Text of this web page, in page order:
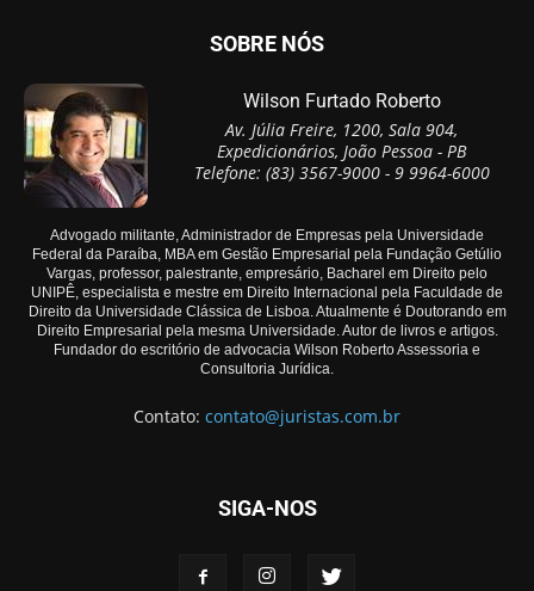
SOBRE NÓS
Wilson Furtado Roberto
Av. Júlia Freire, 1200, Sala 904,
Expedicionários, João Pessoa - PB
Telefone: (83) 3567-9000 - 9 9964-6000
Advogado militante, Administrador de Empresas pela Universidade
Federal da Paraíba, MBA em Gestão Empresarial pela Fundação Getúlio
Vargas, professor, palestrante, empresário, Bacharel em Direito pelo
UNIPÊ, especialista e mestre em Direito Internacional pela Faculdade de
Direito da Universidade Clássica de Lisboa. Atualmente é Doutorando em
Direito Empresarial pela mesma Universidade. Autor de livros e artigos.
Fundador do escritório de advocacia Wilson Roberto Assessoria e
Consultoria Jurídica.
Contato: contato@juristas.com.br
SIGA-NOS